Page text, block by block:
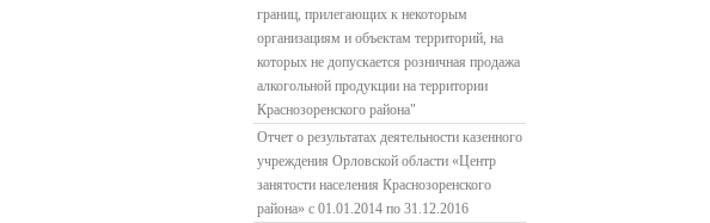
границ, прилегающих к некоторым
организациям и объектам территорий, на
которых не допускается розничная продажа
алкогольной продукции на территории
Краснозоренского района"
Отчет о результатах деятельности казенного
учреждения Орловской области «Центр
занятости населения Краснозоренского
района» с 01.01.2014 по 31.12.2016